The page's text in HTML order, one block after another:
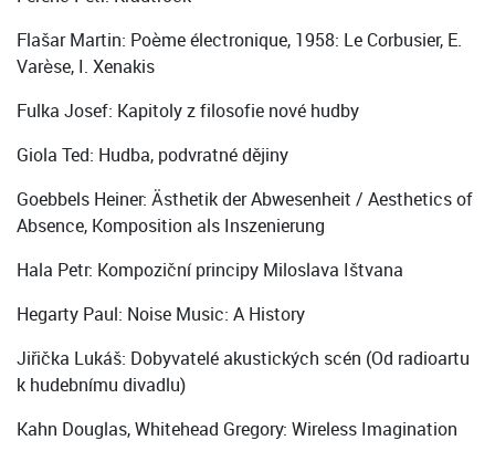
Flašar Martin: Poème électronique, 1958: Le Corbusier, E.
Varèse, I. Xenakis
Fulka Josef: Kapitoly z filosofie nové hudby
Giola Ted: Hudba, podvratné dějiny
Goebbels Heiner: Ästhetik der Abwesenheit / Aesthetics of
Absence, Komposition als Inszenierung
Hala Petr: Kompoziční principy Miloslava Ištvana
Hegarty Paul: Noise Music: A History
Jiřička Lukáš: Dobyvatelé akustických scén (Od radioartu
k hudebnímu divadlu)
Kahn Douglas, Whitehead Gregory: Wireless Imagination